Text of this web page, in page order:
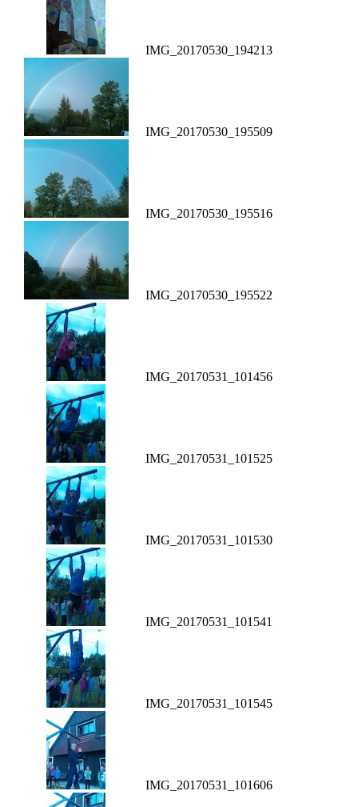
IMG_20170530_194213
IMG_20170530_195509
IMG_20170530_195516
IMG_20170530_195522
IMG_20170531_101456
IMG_20170531_101525
IMG_20170531_101530
IMG_20170531_101541
IMG_20170531_101545
IMG_20170531_101606